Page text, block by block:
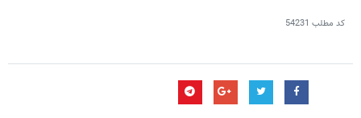
کد مطلب 54231